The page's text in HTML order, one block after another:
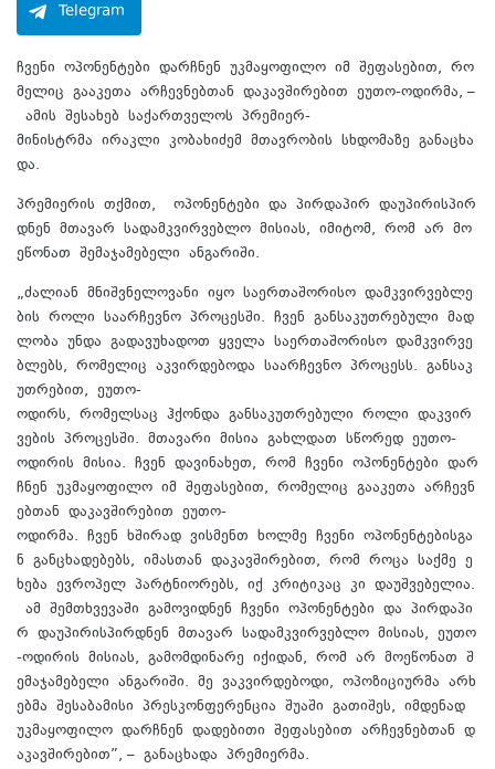
Telegram
ჩვენი ოპონენტები დარჩნენ უკმაყოფილო იმ შეფასებით, რო
მელიც გააკეთა არჩევნებთან დაკავშირებით ეუთო-ოდირმა, –
ამის შესახებ საქართველოს პრემიერ-
მინისტრმა ირაკლი კობახიძემ მთავრობის სხდომაზე განაცხა
და.
პრემიერის თქმით, ოპონენტები და პირდაპირ დაუპირისპირ
დნენ მთავარ სადამკვირვებლო მისიას, იმიტომ, რომ არ მო
ეწონათ შემაჯამებელი ანგარიში.
„ძალიან მნიშვნელოვანი იყო საერთაშორისო დამკვირვებლე
ბის როლი საარჩევნო პროცესში. ჩვენ განსაკუთრებული მად
ლობა უნდა გადავუხადოთ ყველა საერთაშორისო დამკვირვე
ბლებს, რომელიც აკვირდებოდა საარჩევნო პროცესს. განსაკ
უთრებით, ეუთო-
ოდირს, რომელსაც ჰქონდა განსაკუთრებული როლი დაკვირ
ვების პროცესში. მთავარი მისია გახლდათ სწორედ ეუთო-
ოდირის მისია. ჩვენ დავინახეთ, რომ ჩვენი ოპონენტები დარ
ჩნენ უკმაყოფილო იმ შეფასებით, რომელიც გააკეთა არჩევნ
ებთან დაკავშირებით ეუთო-
ოდირმა. ჩვენ ხშირად ვისმენთ ხოლმე ჩვენი ოპონენტებისგა
ნ განცხადებებს, იმასთან დაკავშირებით, რომ როცა საქმე ე
ხება ევროპელ პარტნიორებს, იქ კრიტიკაც კი დაუშვებელია.
ამ შემთხვევაში გამოვიდნენ ჩვენი ოპონენტები და პირდაპი
რ დაუპირისპირდნენ მთავარ სადამკვირვებლო მისიას, ეუთო
-ოდირის მისიას, გამომდინარე იქიდან, რომ არ მოეწონათ შ
ემაჯამებელი ანგარიში. მე ვაკვირდებოდი, ოპოზიციურმა არხ
ებმა შესაბამისი პრესკონფერენცია შუაში გათიშეს, იმდენად
უკმაყოფილო დარჩნენ დადებითი შეფასებით არჩევნებთან დ
აკავშირებით”, – განაცხადა პრემიერმა.